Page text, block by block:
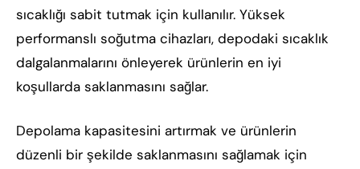
sıcaklığı sabit tutmak için kullanılır. Yüksek
performanslı soğutma cihazları, depodaki sıcaklık
dalgalanmalarını önleyerek ürünlerin en iyi
koşullarda saklanmasını sağlar.
Depolama kapasitesini artırmak ve ürünlerin
düzenli bir şekilde saklanmasını sağlamak için